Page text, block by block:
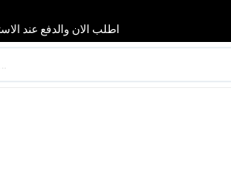
اطلب الان والدفع عند الاستلام اذا احتجت مساعدة